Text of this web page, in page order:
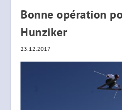
Bonne opération
Hunziker
23.12.2017